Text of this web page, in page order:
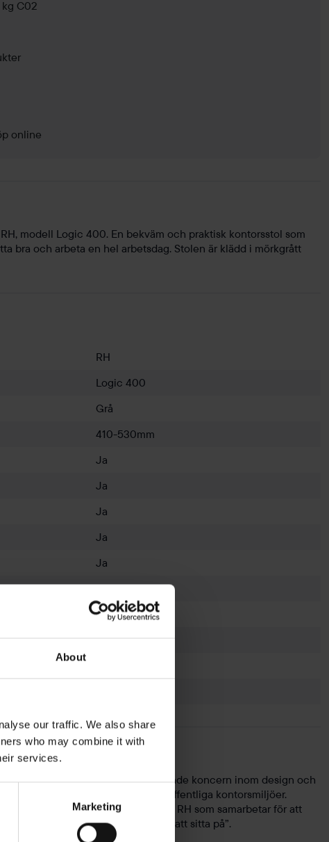
About
our traffic. We also share
who may combine it with
services.
Marketing
kg C02
online
modell Logic 400. En bekväm och praktisk kontorsstol som
bra och arbeta en hel arbetsdag. Stolen är klädd i mörkgrått
RH
Logic 400
Grå
410-530mm
Ja
Ja
Ja
Ja
Ja
Ja
Ja
Ja
Seating, Skandinaviens ledande koncern inom design och
samt sittlösningar för privata och offentliga kontorsmiljöer.
varumärkena HÅG, RBM och RH som samarbetar för att
”Göra världen till en bättre plats att sitta på”.